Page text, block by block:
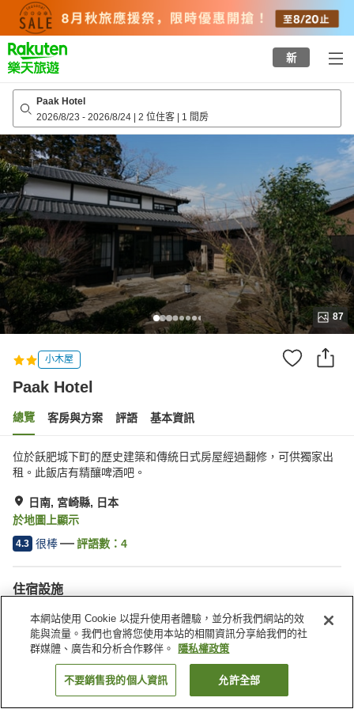
top
page
新
Paak Hotel
2026/8/23 - 2026/8/24 | 2 位住客 | 1 間房
87
小木屋
Paak Hotel
總覽 客房與方案 評語 基本資訊
位於飫肥城下町的歷史建築和傳統日式房屋經過翻修，可供獨家出
租。此飯店有精釀啤酒吧。
日南, 宮崎縣, 日本
於地圖上顯示
4.3 很棒 評語數： 4
住宿設施
無線網路
全館禁菸
免費停車
日式庭園
找客房
本網站使用 Cookie 以提升使用者體驗，並分析我們網站的效
能與流量。我們也會將您使用本站的相關資訊分享給我們的社
群媒體、廣告和分析合作夥伴。
隱私權政策
不要銷售我的個人資訊 允許全部